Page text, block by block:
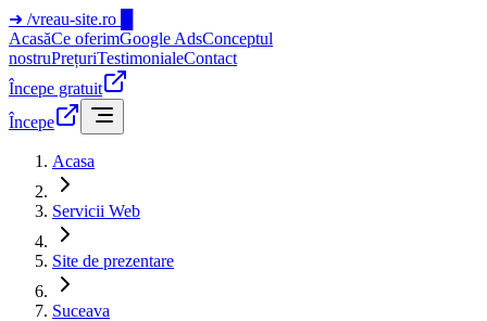
➜ /vreau-site.ro
AcasăCe oferimGoogle AdsConceptul
nostruPrețuriTestimonialeContact
Începe gratuit
Începe
Acasa
Servicii Web
Site de prezentare
Suceava